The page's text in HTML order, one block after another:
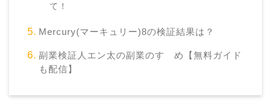
て！
Mercury(マーキュリー)8の検証結果は？
副業検証人エン太の副業のすゝめ【無料ガイド
も配信】